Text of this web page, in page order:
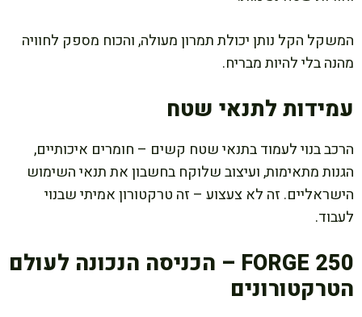
המשקל הקל נותן יכולת תמרון מעולה, והכוח מספק לחוויה
מהנה בלי להיות מבריח.
עמידות לתנאי שטח
הרכב בנוי לעמוד בתנאי שטח קשים – חומרים איכותיים,
הגנות מתאימות, ועיצוב שלוקח בחשבון את תנאי השימוש
הישראליים. זה לא צעצוע – זה טרקטורון אמיתי שבנוי
לעבוד.
FORGE 250 – הכניסה הנכונה לעולם
הטרקטורונים